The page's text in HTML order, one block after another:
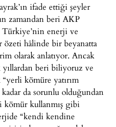
ifade ettiği şeyler
zamandan beri AKP
Türkiye’nin enerji ve
özeti hâlinde bir beyanatta
olarak anlatıyor. Ancak
beri biliyoruz ve
kömüre yatırım
da sorunlu olduğundan
kömür kullanmış gibi
“kendi kendine